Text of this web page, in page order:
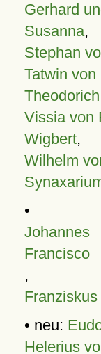
Gerhard
Susanna,
Stephan
Tatwin
Theodorich
Vissia von
Wigbert,
Wilhelm
•
Francisco
,
• neu:
Helerius